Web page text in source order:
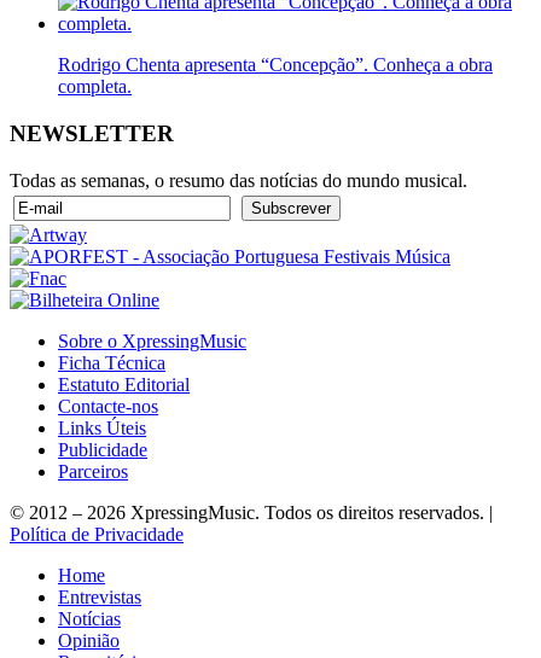
Rodrigo Chenta apresenta “Concepção”. Conheça a obra
completa.
NEWSLETTER
Todas as semanas, o resumo das notícias do mundo musical.
Sobre o XpressingMusic
Ficha Técnica
Estatuto Editorial
Contacte-nos
Links Úteis
Publicidade
Parceiros
© 2012 – 2026 XpressingMusic. Todos os direitos reservados. |
Política de Privacidade
Home
Entrevistas
Notícias
Opinião